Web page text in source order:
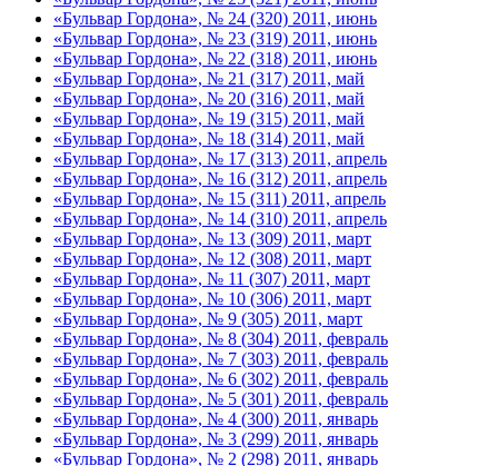
«Бульвар Гордона», № 24 (320) 2011, июнь
«Бульвар Гордона», № 23 (319) 2011, июнь
«Бульвар Гордона», № 22 (318) 2011, июнь
«Бульвар Гордона», № 21 (317) 2011, май
«Бульвар Гордона», № 20 (316) 2011, май
«Бульвар Гордона», № 19 (315) 2011, май
«Бульвар Гордона», № 18 (314) 2011, май
«Бульвар Гордона», № 17 (313) 2011, апрель
«Бульвар Гордона», № 16 (312) 2011, апрель
«Бульвар Гордона», № 15 (311) 2011, апрель
«Бульвар Гордона», № 14 (310) 2011, апрель
«Бульвар Гордона», № 13 (309) 2011, март
«Бульвар Гордона», № 12 (308) 2011, март
«Бульвар Гордона», № 11 (307) 2011, март
«Бульвар Гордона», № 10 (306) 2011, март
«Бульвар Гордона», № 9 (305) 2011, март
«Бульвар Гордона», № 8 (304) 2011, февраль
«Бульвар Гордона», № 7 (303) 2011, февраль
«Бульвар Гордона», № 6 (302) 2011, февраль
«Бульвар Гордона», № 5 (301) 2011, февраль
«Бульвар Гордона», № 4 (300) 2011, январь
«Бульвар Гордона», № 3 (299) 2011, январь
«Бульвар Гордона», № 2 (298) 2011, январь